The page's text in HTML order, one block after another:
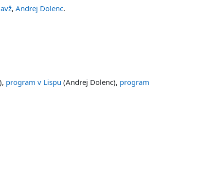
, Andrej Dolenc.
program v Lispu (Andrej Dolenc), program